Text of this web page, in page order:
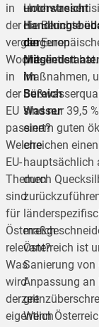
in
der
vergangenen
Woche
in
der
EU
passiert?
Welche
EU-
Themen
sind
für
Österreich
relevant?
Was
wird
derzeit
eigentlich
unterstreicht
der
im
Bereich
Wasser
die Berichte
die
präsentiert
Maßnahmen,
sind nur 39,5
einem guten
erreichen
hauptsächlich
durch
Österreich ist
Sanierung von
Anpassung an
Wenn